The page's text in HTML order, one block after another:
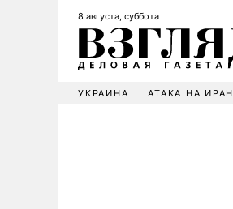
8 августа, суббота
УКРАИНА АТАКА НА ИРАН